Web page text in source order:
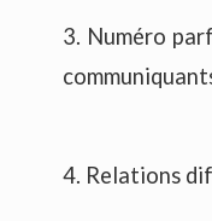
3. Numéro
4. Relations